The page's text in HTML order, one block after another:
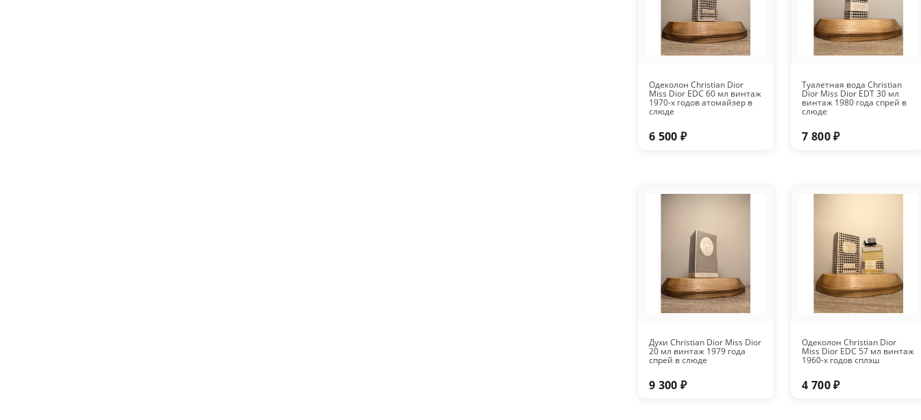
Одеколон Christian Dior
Miss Dior EDC 60 мл винтаж
1970-х годов атомайзер в
слюде
6 500 ₽
Туалетная вода Christian
Dior Miss Dior EDT 30 мл
винтаж 1980 года спрей в
слюде
7 800 ₽
Духи Christian Dior Miss Dior
20 мл винтаж 1979 года
спрей в слюде
9 300 ₽
Одеколон Christian Dior
Miss Dior EDC 57 мл винтаж
1960-х годов сплэш
4 700 ₽